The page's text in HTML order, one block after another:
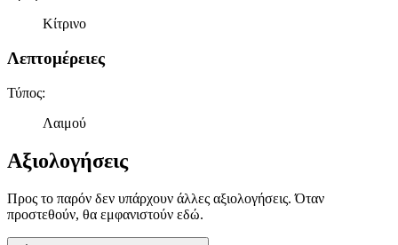
τοποθεσίας μας στους συνεργάτες μέσων κοινωνικής
Κίτρινο
Λεπτομέρειες
Τύπος:
Λαιμού
Αξιολογήσεις
Προς το παρόν δεν υπάρχουν άλλες αξιολογήσεις. Όταν
προστεθούν, θα εμφανιστούν εδώ.